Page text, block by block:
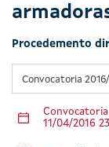
Procedemento
Convocatoria 2016/
11/04/2016